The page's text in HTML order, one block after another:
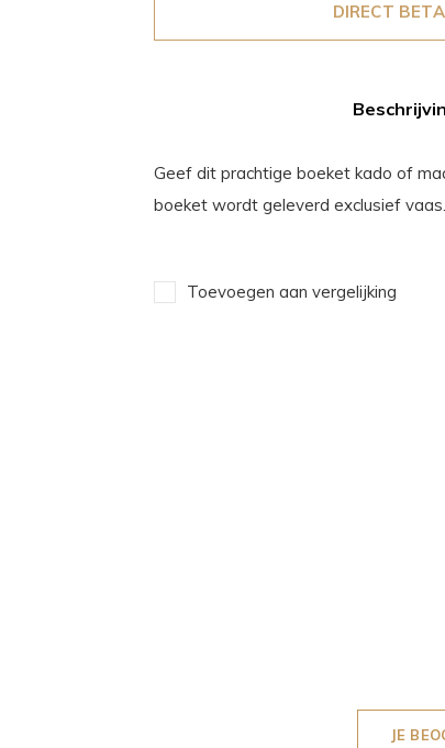
DIRECT
Geef dit prachtige boeket kado of
boeket wordt geleverd exclusief vaas.
Toevoegen aan vergelijking
JE